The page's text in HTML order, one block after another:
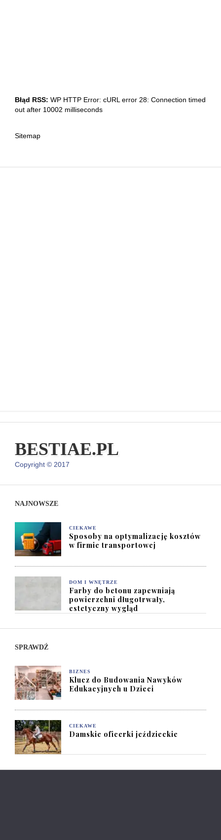
Błąd RSS: WP HTTP Error: cURL error 28: Connection timed
out after 10002 milliseconds
Sitemap
BESTIAE.PL
Copyright © 2017
NAJNOWSZE
CIEKAWE
Sposoby na optymalizację kosztów
w firmie transportowej
DOM I WNĘTRZE
Farby do betonu zapewniają
powierzchni długotrwały,
estetyczny wygląd
SPRAWDŹ
BIZNES
Klucz do Budowania Nawyków
Edukacyjnych u Dzieci
CIEKAWE
Damskie oficerki jeździeckie